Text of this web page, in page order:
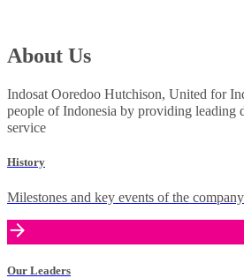
About Us
Indosat Ooredoo Hutchison, United for
people of Indonesia by providing leading
service
History
Milestones and key events of the company
Our Leaders